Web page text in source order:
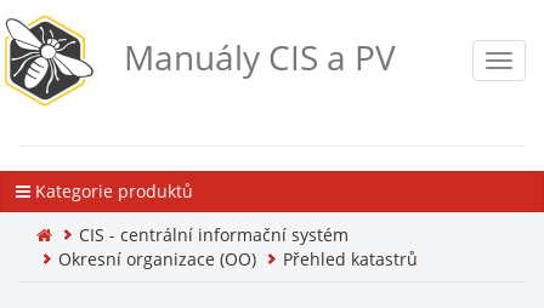
Manuály CIS a PV
Kategorie produktů
CIS - centrální informační systém
Okresní organizace (OO)
Přehled katastrů